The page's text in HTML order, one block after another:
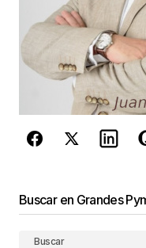
Este sitio
reCAPTCHA y
privacidady
de Googlese
Buscar en Grandes
Buscar